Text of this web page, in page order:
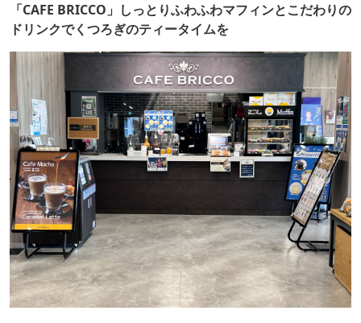
「CAFE BRICCO」しっとりふわふわマフィンとこだわりの
ドリンクでくつろぎのティータイムを